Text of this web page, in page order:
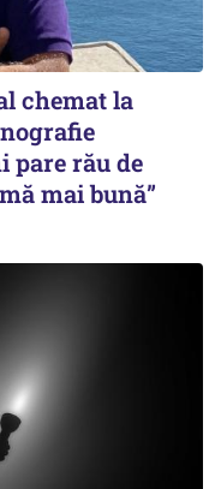
chemat la
pare rău de
mai bună”